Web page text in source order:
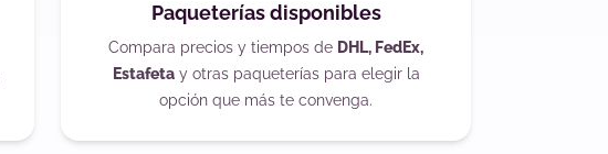
Paqueterías disponibles
Compara precios y tiempos de DHL, FedEx,
Estafetay otras paqueterías para elegir la
opción que más te convenga.